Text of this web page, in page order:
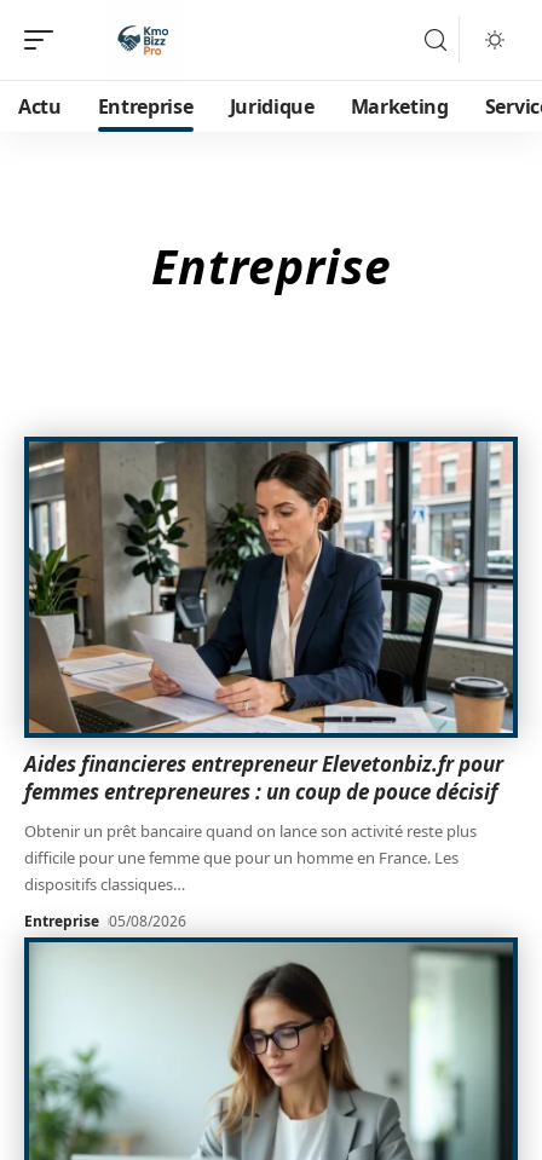
Actu Entreprise Juridique Marketing
Entreprise
Aides financieres entrepreneur Elevetonbiz.fr pour
femmes entrepreneures : un coup de pouce décisif
Obtenir un prêt bancaire quand on lance son activité reste plus
difficile pour une femme que pour un homme en France. Les
dispositifs classiques…
Entreprise 05/08/2026